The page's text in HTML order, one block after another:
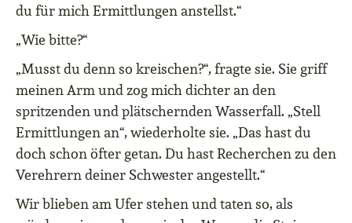
du für mich Ermittlungen anstellst.“
„Wie bitte?“
„Musst du denn so kreischen?“, fragte sie. Sie griff
meinen Arm und zog mich dichter an den
spritzenden und plätschernden Wasserfall. „Stell
Ermittlungen an“, wiederholte sie. „Das hast du
doch schon öfter getan. Du hast Recherchen zu den
Verehrern deiner Schwester angestellt.“
Wir blieben am Ufer stehen und taten so, als